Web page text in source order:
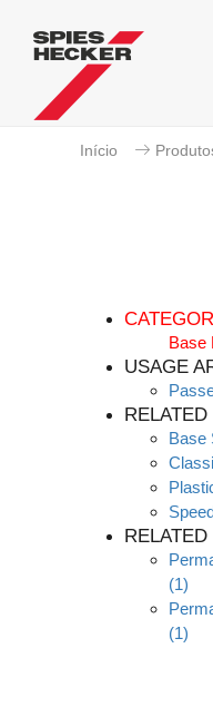
Início
Base
USAGE
Base
(1)
(1)